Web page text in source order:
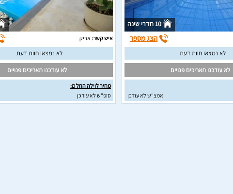
10 חדרי שינה
הצג מספר
לא נמצאו חוות דעת
לא עודכנו תאריכים פנויים
אמצ"ש לא עודכן
איש קשר: אריק
לא נמצאו חוות דעת
לא עודכנו תאריכים פנויים
מחיר לוילה החל מ:
סופ"ש לא עודכן